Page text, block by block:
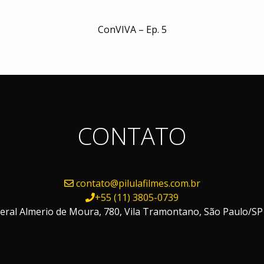
ConVIVA – Ep. 5
CONTATO
contato@pilulafilmes.com.br
+55 (11) 3805-0739
Almerio de Moura, 780, Vila Tramontano, São Paulo/